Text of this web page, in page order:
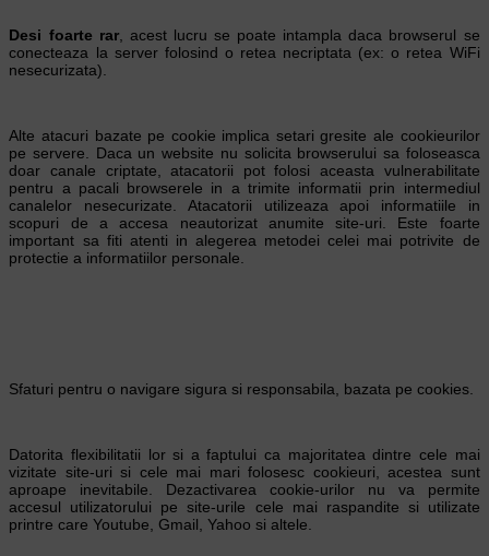
Desi foarte rar, acest lucru se poate intampla daca browserul se
conecteaza la server folosind o retea necriptata (ex: o retea WiFi
nesecurizata).
Alte atacuri bazate pe cookie implica setari gresite ale cookieurilor
pe servere. Daca un website nu solicita browserului sa foloseasca
doar canale criptate, atacatorii pot folosi aceasta vulnerabilitate
pentru a pacali browserele in a trimite informatii prin intermediul
canalelor nesecurizate. Atacatorii utilizeaza apoi informatiile in
scopuri de a accesa neautorizat anumite site-uri. Este foarte
important sa fiti atenti in alegerea metodei celei mai potrivite de
protectie a informatiilor personale.
Sfaturi pentru o navigare sigura si responsabila, bazata pe cookies.
Datorita flexibilitatii lor si a faptului ca majoritatea dintre cele mai
vizitate site-uri si cele mai mari folosesc cookieuri, acestea sunt
aproape inevitabile. Dezactivarea cookie-urilor nu va permite
accesul utilizatorului pe site-urile cele mai raspandite si utilizate
printre care Youtube, Gmail, Yahoo si altele.